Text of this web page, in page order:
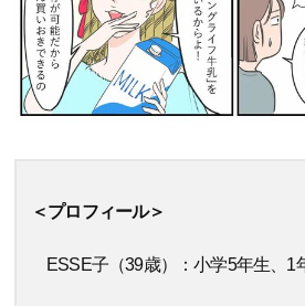
＜プロフィール＞
ESSE子（39歳）：小学5年生、1